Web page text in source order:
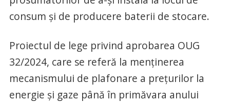
consum şi de producere baterii de stocare.
Proiectul de lege privind aprobarea OUG
32/2024, care se referă la menţinerea
mecanismului de plafonare a preţurilor la
energie şi gaze până în primăvara anului